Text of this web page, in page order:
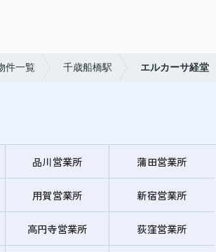
件一覧 千歳船橋駅 エルカーサ経堂
品川営業所 蒲田営業所
用賀営業所 新宿営業所
高円寺営業所 荻窪営業所